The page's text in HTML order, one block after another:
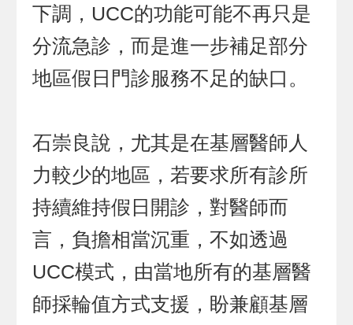
下調，UCC的功能可能不再只是
分流急診，而是進一步補足部分
地區假日門診服務不足的缺口。
石崇良說，尤其是在基層醫師人
力較少的地區，若要求所有診所
持續維持假日開診，對醫師而
言，負擔相當沉重，不如透過
UCC模式，由當地所有的基層醫
師採輪值方式支援，盼兼顧基層